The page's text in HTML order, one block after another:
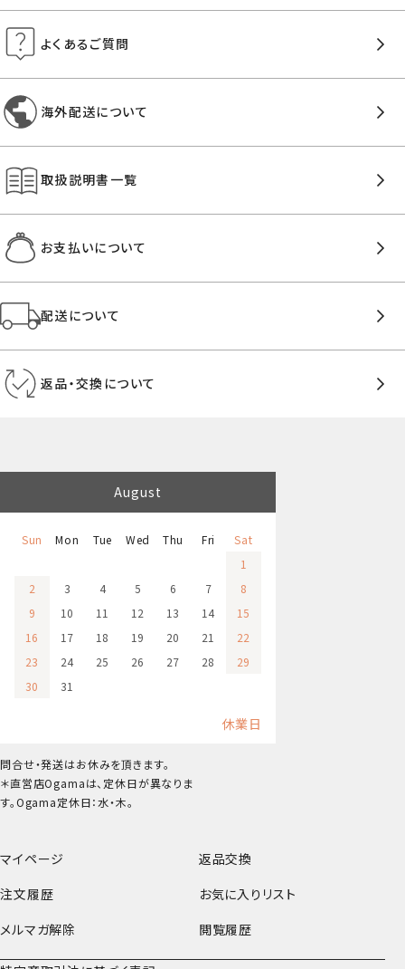
よくあるご質問
海外配送について
取扱説明書一覧
お支払いについて
配送について
返品・交換について
マイページ
返品交換
注文履歴
お気に入りリスト
メルマガ解除
閲覧履歴
August
Sun Mon Tue Wed Thu Fri
Sat
1
2
3 4 5 6 7
8
9
10 11 12 13 14
15
16
17 18 19 20 21
22
23
24 25 26 27 28
29
30
31
休業日
問合せ・発送はお休みを頂きます。
＊直営店Ogamaは、定休日が異なりま
す。Ogama定休日：水・木。